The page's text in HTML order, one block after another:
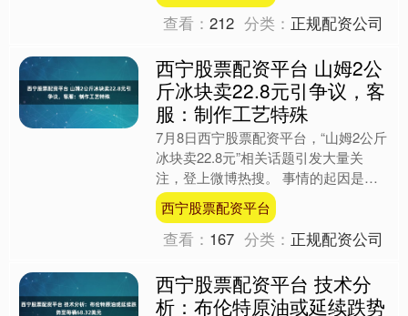
查看：212 分类： 正规配资公司
西宁股票配资平台 山姆2公
斤冰块卖22.8元引争议，客
服：制作工艺特殊
7月8日西宁股票配资平台，“山姆2公斤
冰块卖22.8元”相关话题引发大量关
注，登上微博热搜。 事情的起因是，
近日山姆会员商店新上架的“农夫山泉
纯透食用冰”2公斤....
西宁股票配资平台
查看： 167 分类： 正规配资公司
西宁股票配资平台 技术分
析：布伦特原油或延续跌势